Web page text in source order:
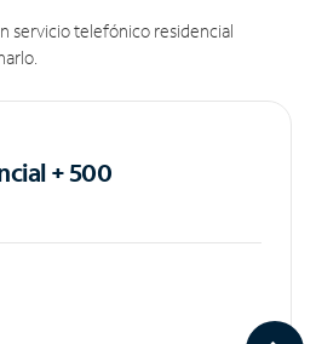
servicio telefónico residencial
+ 500